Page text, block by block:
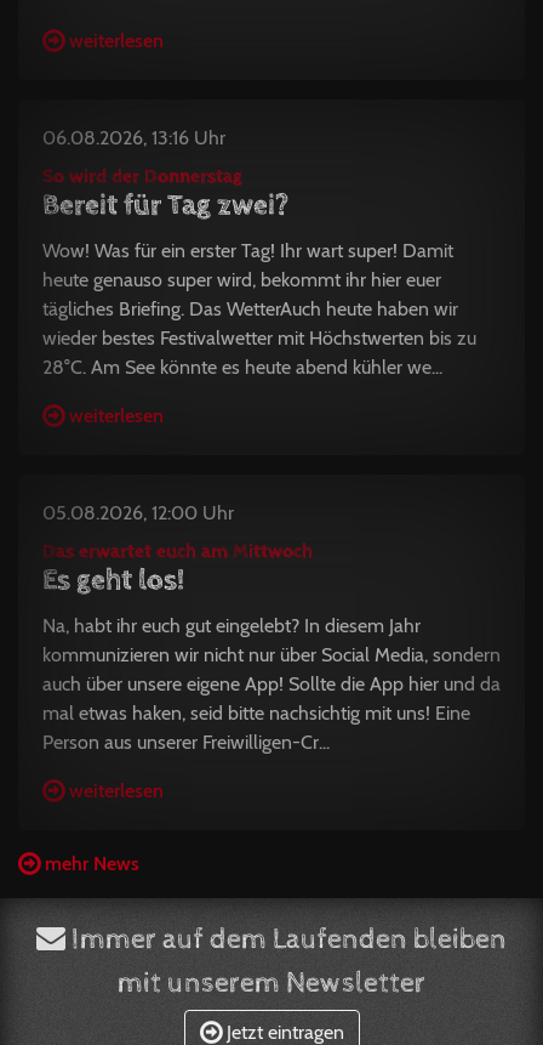
weiterlesen
06.08.2026, 13:16 Uhr
So wird der Donnerstag
Bereit für Tag zwei?
Wow! Was für ein erster Tag! Ihr wart super! Damit
heute genauso super wird, bekommt ihr hier euer
tägliches Briefing. Das WetterAuch heute haben wir
wieder bestes Festivalwetter mit Höchstwerten bis zu
28°C. Am See könnte es heute abend kühler we...
weiterlesen
05.08.2026, 12:00 Uhr
Das erwartet euch am Mittwoch
Es geht los!
Na, habt ihr euch gut eingelebt? In diesem Jahr
kommunizieren wir nicht nur über Social Media, sondern
auch über unsere eigene App! Sollte die App hier und da
mal etwas haken, seid bitte nachsichtig mit uns! Eine
Person aus unserer Freiwilligen-Cr...
weiterlesen
mehr News
Immer auf dem Laufenden bleiben
mit unserem Newsletter
Jetzt eintragen